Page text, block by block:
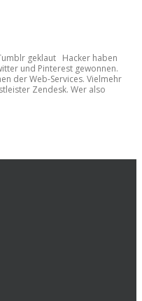
geklaut Hacker haben
und Pinterest gewonnen.
der Web-Services. Vielmehr
Zendesk. Wer also